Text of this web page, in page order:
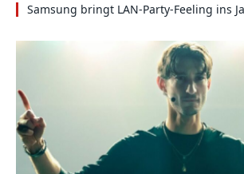
Samsung bringt LAN-Party-Feeling ins